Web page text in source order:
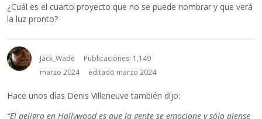
¿Cuál es el cuarto proyecto que no se puede nombrar y que verá
la luz pronto?
Jack_Wade
Publicaciones: 1,149
marzo 2024
editado marzo 2024
Hace unos días Denis Villeneuve también dijo:
“El peligro en Hollywood es que la gente se emocione y sólo piense